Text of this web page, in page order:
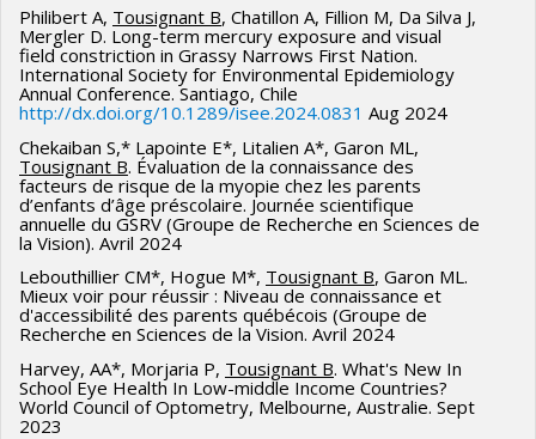
Nation, Canada Int J. Environ. Res. Public Health 2026, 23 (1),
https://doi.org/10.3390/ijerph23010001
·Tousignant, B. Training eye care workers globally:
contributions from University of Montreal. Optometric
Education 50 (3) 26-29June 2025.
https://journal.opted.org/article/training-eyecare-workers-
globally-contributions-from-the-university-of-montreal/
Tousignant B, Binette C*, & Duchesne A*. (2025).
Accessing emergency eye care by therapeutically
qualified optometrists: a simulated-patient study in
Quebec, Canada. Clinical & experimental optometry,
1–8. Advance online publication.
https://doi.org/10.1080/08164622.2025.2486662
Philibert A, Tousignant B, Chatillon A, Fillion M, Da Silva J,
Mergler D. Long-term mercury exposure and visual
field constriction in Grassy Narrows First Nation.
International Society for Environmental Epidemiology
Annual Conference. Santiago, Chile
http://dx.doi.org/10.1289/isee.2024.0831 Aug 2024
Chekaiban S,* Lapointe E*, Litalien A*, Garon ML,
Tousignant B. Évaluation de la connaissance des
facteurs de risque de la myopie chez les parents
d’enfants d’âge préscolaire. Journée scientifique
annuelle du GSRV (Groupe de Recherche en Sciences de
la Vision). Avril 2024
Lebouthillier CM*, Hogue M*, Tousignant B, Garon ML.
Mieux voir pour réussir : Niveau de connaissance et
d'accessibilité des parents québécois (Groupe de
Recherche en Sciences de la Vision. Avril 2024
Harvey, AA*, Morjaria P, Tousignant B. What's New In
School Eye Health In Low-middle Income Countries?
World Council of Optometry, Melbourne, Australie. Sept
2023